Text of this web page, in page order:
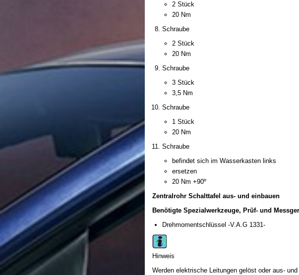
2 Stück
20 Nm
Schraube
2 Stück
20 Nm
Schraube
3 Stück
3,5 Nm
Schraube
1 Stück
20 Nm
Schraube
befindet sich im Wasserkasten links
ersetzen
20 Nm +90º
Zentralrohr Schalttafel aus- und einbauen
Benötigte Spezialwerkzeuge, Prüf- und
Drehmomentschlüssel -V.A.G 1331-
Hinweis
Werden elektrische Leitungen gelöst oder aus-